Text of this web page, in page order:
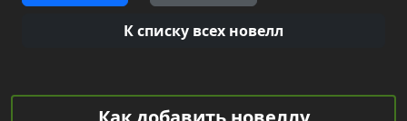
К списку всех новелл